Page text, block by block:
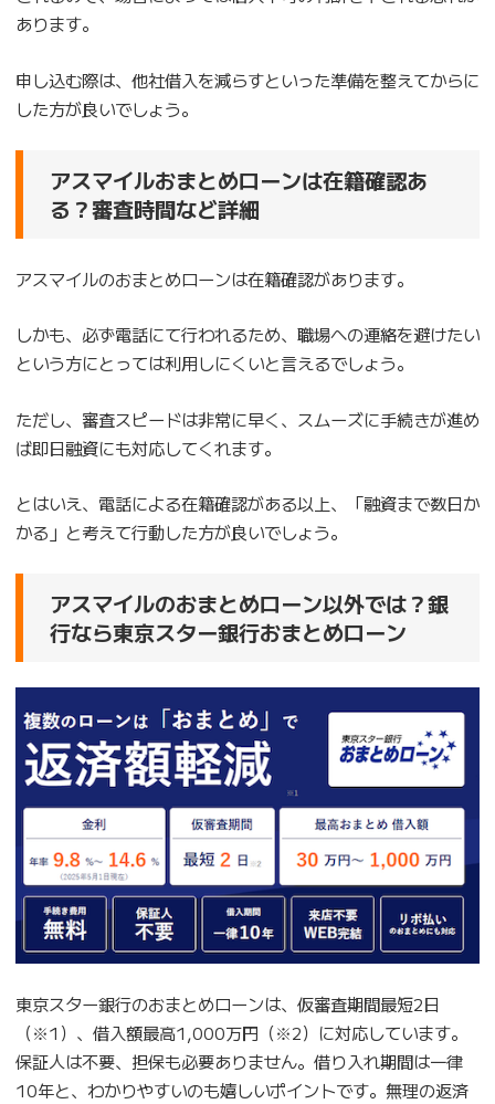
あります。
申し込む際は、他社借入を減らすといった準備を整えてからに
した方が良いでしょう。
アスマイルおまとめローンは在籍確認あ
る？審査時間など詳細
アスマイルのおまとめローンは在籍確認があります。
しかも、必ず電話にて行われるため、職場への連絡を避けたい
という方にとっては利用しにくいと言えるでしょう。
ただし、審査スピードは非常に早く、スムーズに手続きが進め
ば即日融資にも対応してくれます。
とはいえ、電話による在籍確認がある以上、「融資まで数日か
かる」と考えて行動した方が良いでしょう。
アスマイルのおまとめローン以外では？銀
行なら東京スター銀行おまとめローン
東京スター銀行のおまとめローンは、仮審査期間最短2日
（※1）、借入額最高1,000万円（※2）に対応しています。
保証人は不要、担保も必要ありません。借り入れ期間は一律
10年と、わかりやすいのも嬉しいポイントです。無理の返済